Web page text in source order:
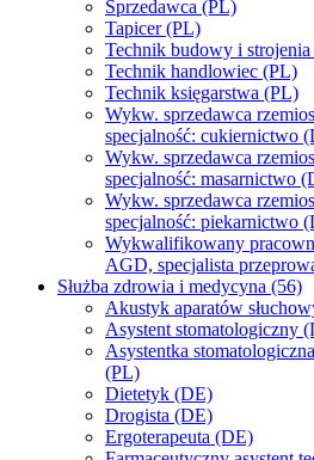
Sprzedawca (PL)
Tapicer (PL)
Technik budowy i
Technik handlowiec (PL)
Technik księgarstwa (PL)
Wykw. sprzedawca
specjalność: cukiernictwo
Wykw. sprzedawca
specjalność: masarnictwo
Wykw. sprzedawca
specjalność: piekarnictwo
Wykwalifikowany
AGD, specjalista
Służba zdrowia i medycyna (56)
Akustyk aparatów
Asystent stomatologiczny
Asystentka
(PL)
Dietetyk (DE)
Drogista (DE)
Ergoterapeuta (DE)